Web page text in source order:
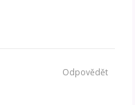
Odpovědět